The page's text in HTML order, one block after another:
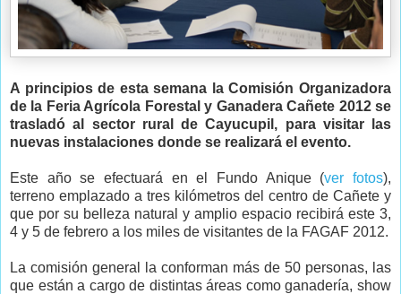
A principios de esta semana la Comisión Organizadora
de la Feria Agrícola Forestal y Ganadera Cañete 2012 se
trasladó al sector rural de Cayucupil, para visitar las
nuevas instalaciones donde se realizará el evento.
Este año se efectuará en el Fundo Anique (ver fotos),
terreno emplazado a tres kilómetros del centro de Cañete y
que por su belleza natural y amplio espacio recibirá este 3,
4 y 5 de febrero a los miles de visitantes de la FAGAF 2012.
La comisión general la conforman más de 50 personas, las
que están a cargo de distintas áreas como ganadería, show